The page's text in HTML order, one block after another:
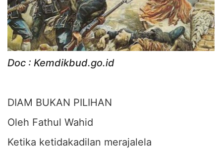
Doc : Kemdikbud.go.id
DIAM BUKAN PILIHAN
Oleh Fathul Wahid
Ketika ketidakadilan merajalela